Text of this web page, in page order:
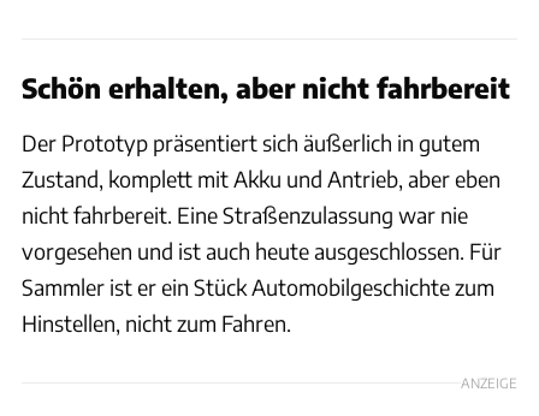
Schön erhalten, aber nicht fahrbereit
Der Prototyp präsentiert sich äußerlich in gutem
Zustand, komplett mit Akku und Antrieb, aber eben
nicht fahrbereit. Eine Straßenzulassung war nie
vorgesehen und ist auch heute ausgeschlossen. Für
Sammler ist er ein Stück Automobilgeschichte zum
Hinstellen, nicht zum Fahren.
ANZEIGE